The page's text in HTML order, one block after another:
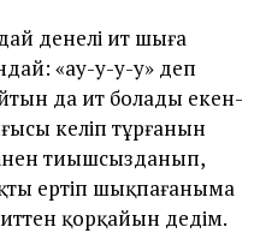
денелі ит шыға
«ау-у-у-у» деп
да ит болады екен-
келіп тұрғанын
тиышсызданып,
ертіп шықпағаныма
қорқайын дедім.